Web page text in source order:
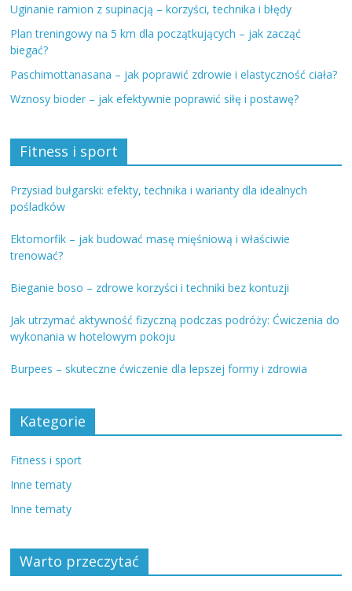
Uginanie ramion z supinacją – korzyści, technika i błędy
Plan treningowy na 5 km dla początkujących – jak zacząć
biegać?
Paschimottanasana – jak poprawić zdrowie i elastyczność ciała?
Wznosy bioder – jak efektywnie poprawić siłę i postawę?
Fitness i sport
Przysiad bułgarski: efekty, technika i warianty dla idealnych
pośladków
Ektomorfik – jak budować masę mięśniową i właściwie
trenować?
Bieganie boso – zdrowe korzyści i techniki bez kontuzji
Jak utrzymać aktywność fizyczną podczas podróży: Ćwiczenia do
wykonania w hotelowym pokoju
Burpees – skuteczne ćwiczenie dla lepszej formy i zdrowia
Kategorie
Fitness i sport
Inne tematy
Inne tematy
Warto przeczytać